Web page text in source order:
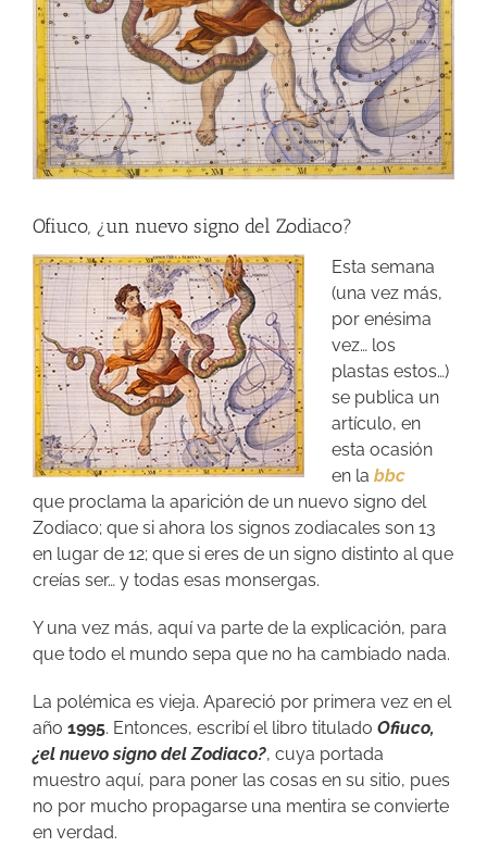
Ofiuco, ¿un nuevo signo del Zodiaco?
Esta semana
(una vez más,
por enésima
vez… los
plastas estos…)
se publica un
artículo, en
esta ocasión
en la bbc
que proclama la aparición de un nuevo signo del
Zodiaco; que si ahora los signos zodiacales son 13
en lugar de 12; que si eres de un signo distinto al que
creías ser… y todas esas monsergas.
Y una vez más, aquí va parte de la explicación, para
que todo el mundo sepa que no ha cambiado nada.
La polémica es vieja. Apareció por primera vez en el
año 1995. Entonces, escribí el libro titulado Ofiuco,
¿el nuevo signo del Zodiaco?, cuya portada
muestro aquí, para poner las cosas en su sitio, pues
no por mucho propagarse una mentira se convierte
en verdad.